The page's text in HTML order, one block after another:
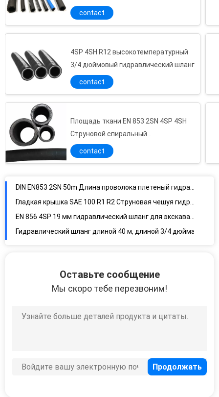
гидравлическая труба давления
contact
4SP 4SH R12 высокотемпературный
3/4 дюймовый гидравлический шланг
contact
Площадь ткани EN 853 2SN 4SP 4SH
Струновой спиральный
гидравлический шланг
contact
Гидравлический шланг длиной 40 м, длиной 3/4 дюйма
Гидравлический шланг высокой температуры SAE R6 8 мм
Оставьте сообщение
Мы скоро тебе перезвоним!